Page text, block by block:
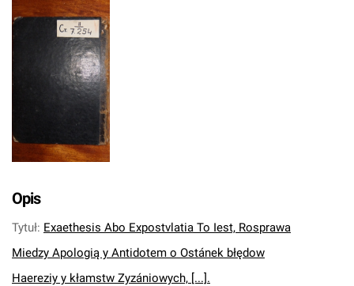
Opis
Tytuł: Exaethesis Abo Expostvlatia To Iest, Rosprawa
Miedzy Apologią y Antidotem o Ostánek błędow
Haereziy y kłamstw Zyzániowych, [...].